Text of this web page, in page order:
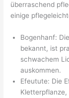
überraschend
einige
Bogenhanf:
bekannt, ist
schwachem
auskommen.
Efeutute: Die
Kletterpflanze,